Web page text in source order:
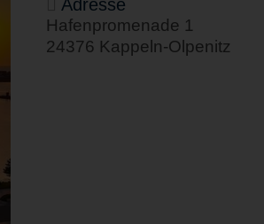
Adresse
Hafenpromenade 1
24376 Kappeln-Olpenitz